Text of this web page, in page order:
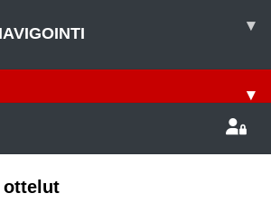
▾
▾
ottelut